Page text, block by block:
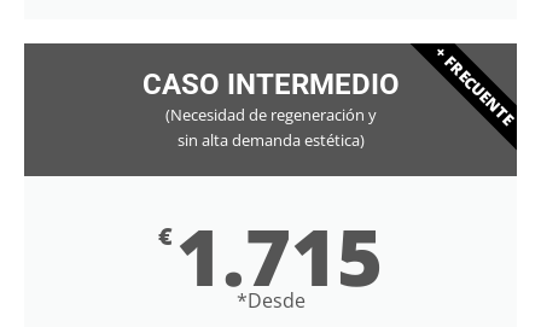
CASO INTERMEDIO
(Necesidad de regeneración y
sin alta demanda estética)
€ 1.715
*Desde
+ FRECUENTE